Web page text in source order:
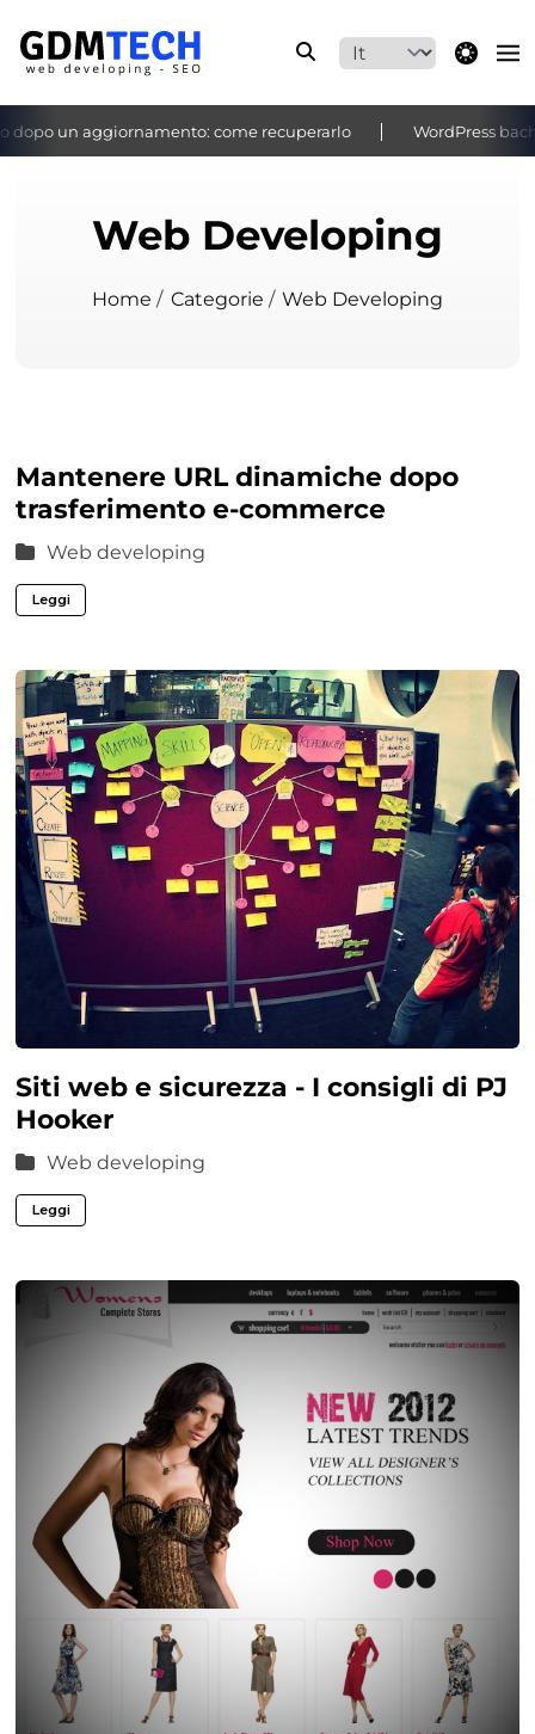
theme
un aggiornamento: come recuperarlo WordPress
‹ ›
Web Developing
Home/ Categorie / Web Developing
Mantenere URL dinamiche dopo
trasferimento e-commerce
Web developing
Leggi
Siti web e sicurezza - I consigli di PJ
Hooker
Web developing
Leggi